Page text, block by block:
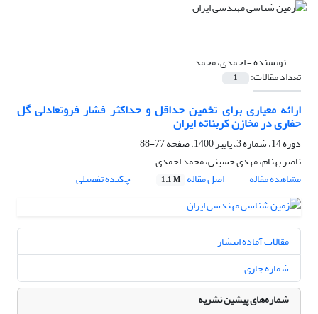
نویسنده =احمدی، محمد
تعداد مقالات: 1
ارائه معیاری برای تخمین حداقل و حداکثر فشار فروتعادلی گل
حفاری در مخازن کربناته ایران
دوره 14، شماره 3، پاییز 1400، صفحه
77-88
ناصر بهنام، مهدی حسینی، محمد احمدی
مشاهده مقاله
اصل مقاله 1.1 M چکیده تفصیلی
مقالات آماده انتشار
شماره جاری
شماره‌های پیشین نشریه